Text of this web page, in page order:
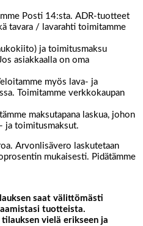
Posti 14:sta. ADR-tuotteet
tavara / lavarahti toimitamme
ja toimitusmaksu
asiakkaalla on oma
myös lava- ja
Toimitamme verkkokaupan
maksutapana laskua, johon
ja toimitusmaksut.
Arvonlisävero laskutetaan
mukaisesti. Pidätämme
saat välittömästi
tuotteista.
vielä erikseen ja